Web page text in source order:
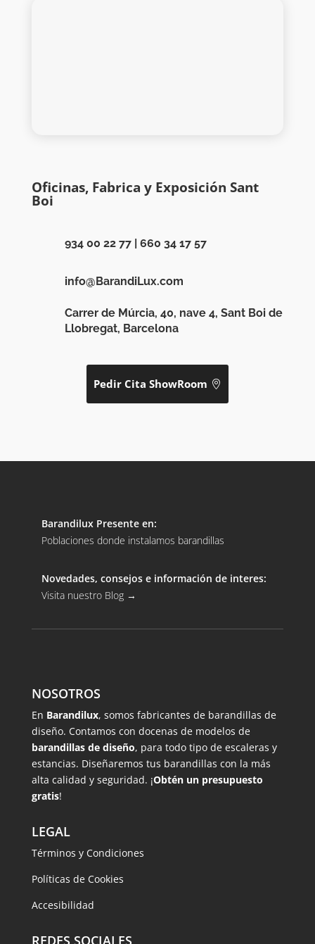
Oficinas, Fabrica y Exposición Sant
Boi
934 00 22 77| 660 34 17 57
info@BarandiLux.com
Carrer de Múrcia, 40, nave 4, Sant Boi de
Llobregat, Barcelona
Pedir Cita ShowRoom
Barandilux Presente en:
Poblaciones donde instalamos barandillas
Novedades, consejos e información de interes:
Visita nuestro Blog →
NOSOTROS
En Barandilux, somos fabricantes de barandillas de
diseño. Contamos con docenas de modelos de
barandillas de diseño, para todo tipo de escaleras y
estancias. Diseñaremos tus barandillas con la más
alta calidad y seguridad. ¡Obtén un presupuesto
gratis!
LEGAL
Términos y Condiciones
Políticas de Cookies
Accesibilidad
REDES SOCIALES